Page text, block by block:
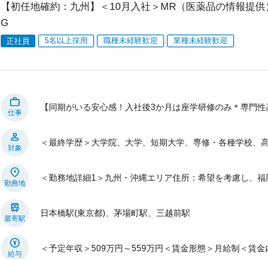
【初任地確約：九州】＜10月入社＞MR（医薬品の情報提
G
正社員 5名以上採用 職種未経験歓迎 業種未経験歓迎
仕事
【同期がいる安心感！入社後3か月は座学研修のみ＊専
対象
＜最終学歴＞大学院、大学、短期大学、専修・各種学校、
勤務地
＜勤務地詳細1＞九州・沖縄エリア住所：希望を考慮し、
最寄駅
日本橋駅(東京都)、茅場町駅、三越前駅
給与
＜予定年収＞509万円～559万円＜賃金形態＞月給制＜賃